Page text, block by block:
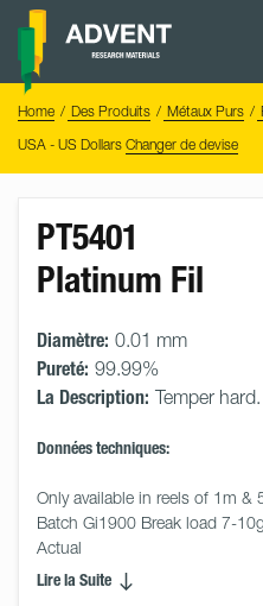
Skip
content
Advent
Home Des Produits Métaux Purs
USA - US Dollars Changer de devise
PT5401
Platinum Fil
Diamètre: 0.01 mm
Pureté: 99.99%
La Description: Temper hard.
Données techniques:
Only available in reels of 1m &
Batch Gi1900 Break load 7-
Actual
Lire la Suite